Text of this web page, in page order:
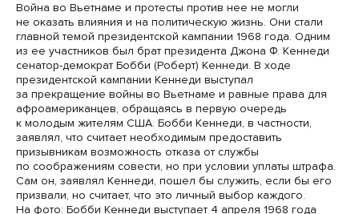
Война во Вьетнаме и протесты против нее не могли
не оказать влияния и на политическую жизнь. Они стали
главной темой президентской кампании 1968 года. Одним
из ее участников был брат президента Джона Ф. Кеннеди
сенатор-демократ Бобби (Роберт) Кеннеди. В ходе
президентской кампании Кеннеди выступал
за прекращение войны во Вьетнаме и равные права для
афроамериканцев, обращаясь в первую очередь
к молодым жителям США. Бобби Кеннеди, в частности,
заявлял, что считает необходимым предоставить
призывникам возможность отказа от службы
по соображениям совести, но при условии уплаты штрафа.
Сам он, заявлял Кеннеди, пошел бы служить, если бы его
призвали, но считает, что это личный выбор каждого.
На фото: Бобби Кеннеди выступает 4 апреля 1968 года